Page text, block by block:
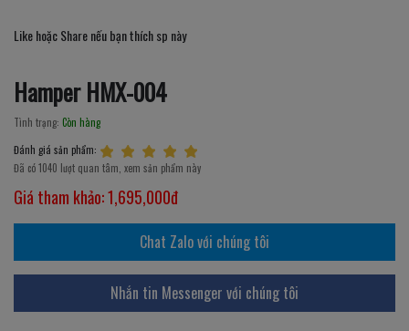
Like hoặc Share nếu bạn thích sp này
Hamper HMX-004
Tình trạng: Còn hàng
Đánh giá sản phẩm:
Đã có 1040 lượt quan tâm, xem sản phẩm này
Giá tham khảo:1,695,000đ
Chat Zalo với chúng tôi
Nhắn tin Messenger với chúng tôi